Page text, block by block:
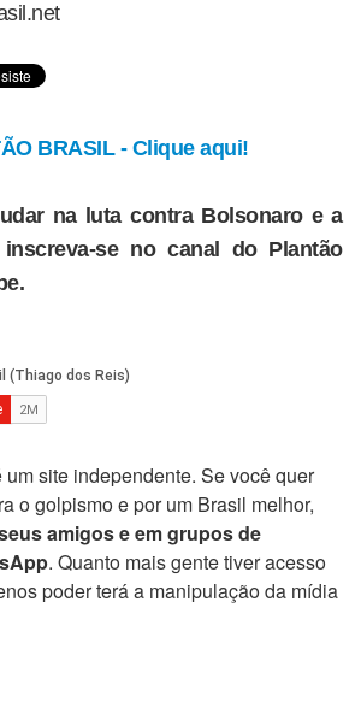
BRASIL - Clique aqui!
na luta contra Bolsonaro e a
se no canal do Plantão
um site independente. Se você quer
o golpismo e por um Brasil melhor,
amigos e em grupos de
. Quanto mais gente tiver acesso
poder terá a manipulação da mídia